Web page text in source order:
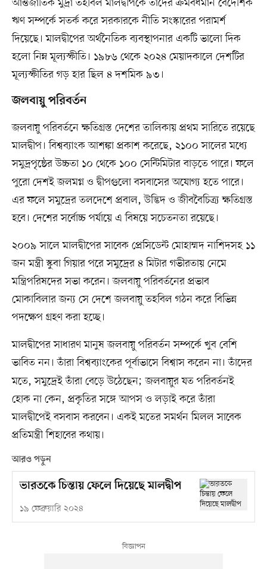
আন্তর্জাতিক মুদ্রা তহবিল মালদ্বীপকে তাদের ক্রমবর্ধমান বৈদেশিক
ঋণ সম্পর্কে সতর্ক করে সরকারকে নীতি সংস্কারের পরামর্শ
দিয়েছে। মালদ্বীপের অর্থনৈতিক ব্যবস্থাপনার একটি ভালো দিক
হলো নিম্ন মূল্যস্ফীতি। ১৯৮৬ থেকে ২০২৪ মেয়াদকালে দেশটির
মূল্যস্ফীতির গড় হার ছিল ৪ দশমিক ৯৩।
জলবায়ু পরিবর্তন
জলবায়ু পরিবর্তনে ক্ষতিগ্রস্ত দেশের তালিকায় প্রথম সারিতে রয়েছে
মালদ্বীপ। বিশ্বব্যাংক আশঙ্কা প্রকাশ করেছে, ২১০০ সালের মধ্যে
সমুদ্রপৃষ্ঠের উচ্চতা ১০ থেকে ১০০ সেন্টিমিটার বাড়তে পারে। ফলে
পুরো দেশই জলমগ্ন ও দ্বীপগুলো বসবাসের অযোগ্য হতে পারে।
এর ফলে সমুদ্রের তলদেশে প্রবাল, উদ্ভিদ ও জীববৈচিত্র্য ক্ষতিগ্রস্ত
হবে। দেশের সর্বোচ্চ পর্যায়ে এ বিষয়ে সচেতনতা রয়েছে।
২০০৯ সালে মালদ্বীপের সাবেক প্রেসিডেন্ট মোহাম্মদ নাশিদসহ ১১
জন মন্ত্রী স্কুবা গিয়ার পরে সমুদ্রের ৪ মিটার গভীরতায় নেমে
মন্ত্রিপরিষদের সভা করেন। জলবায়ু পরিবর্তনের প্রভাব
মোকাবিলার জন্য সে দেশে জলবায়ু তহবিল গঠন করে বিভিন্ন
পদক্ষেপ গ্রহণ করা হচ্ছে।
মালদ্বীপের সাধারণ মানুষ জলবায়ু পরিবর্তন সম্পর্কে খুব বেশি
ভাবিত নন। তাঁরা বিশ্বব্যাংকের পূর্বাভাসে বিশ্বাস করেন না। তাঁদের
মতে, সমুদ্রেই তাঁরা বেড়ে উঠেছেন; জলবায়ুর যত পরিবর্তনই
হোক না কেন, প্রকৃতির সঙ্গে আপস ও লড়াই করে তাঁরা
মালদ্বীপেই বসবাস করবেন। একই মতের সমর্থন মিলল সাবেক
প্রতিমন্ত্রী শিহাবের কথায়।
আরও পড়ুন
ভারতকে চিন্তায় ফেলে দিয়েছে মালদ্বীপ
১৯ ফেব্রুয়ারি ২০২৪